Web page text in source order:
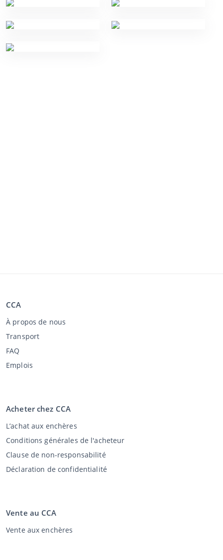
CCA
À propos de nous
Transport
FAQ
Emplois
Acheter chez CCA
L’achat aux enchères
Conditions générales de l'acheteur
Clause de non-responsabilité
Déclaration de confidentialité
Vente au CCA
Vente aux enchères